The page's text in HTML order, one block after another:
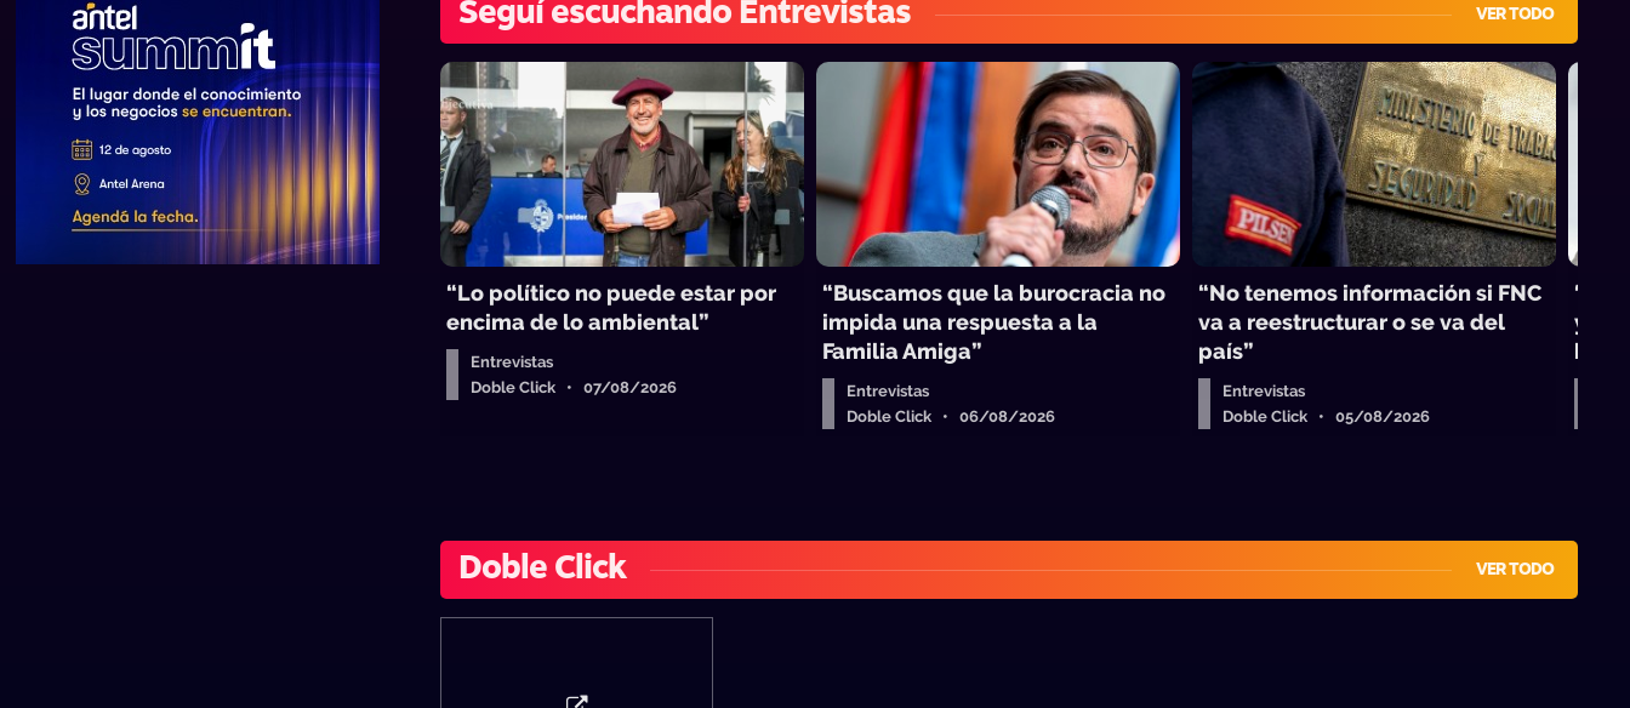
Seguí escuchando Entrevistas VER TODO
“Lo político no puede estar por
encima de lo ambiental”
Entrevistas
Doble Click • 07/08/2026
“Buscamos que la burocracia no
impida una respuesta a la
Familia Amiga”
Entrevistas
Doble Click • 06/08/2026
“No tenemos información si FNC
va a reestructurar o se va del
país”
Entrevistas
Doble Click • 05/08/2026
“El
y en
Doble Click VER TODO